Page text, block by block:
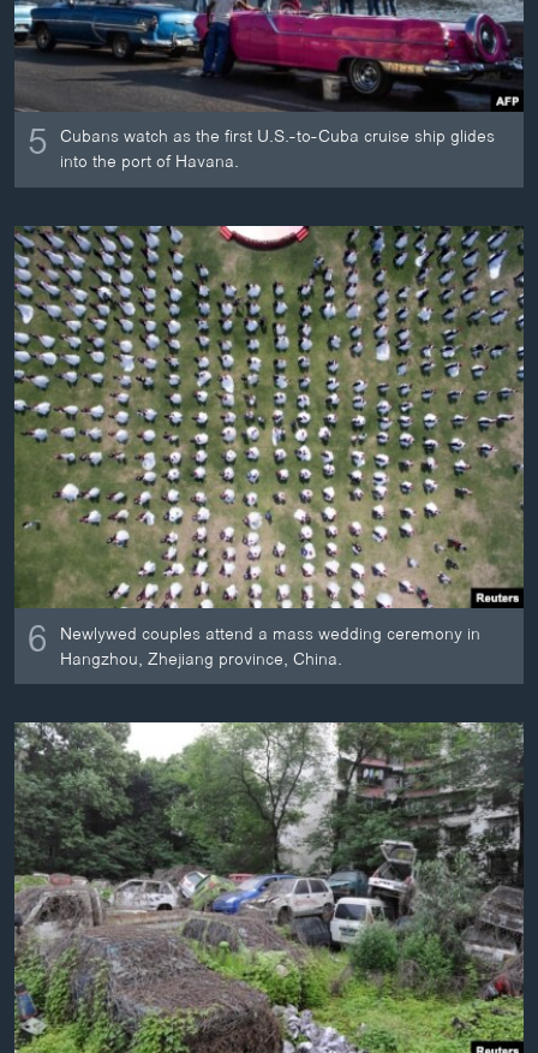
ພາສາອັງກິດ
ວີດີໂອ
ສຽງ
ລາຍການກະຈາຍສຽງ
ລາຍງານ
ຕິດຕາມພວກເຮົາ ທີ່
ພາສາຕ່າງໆ
5 Cubans watch as the first U.S.-to-Cuba cruise ship glides
into the port of Havana.
6 Newlywed couples attend a mass wedding ceremony in
Hangzhou, Zhejiang province, China.